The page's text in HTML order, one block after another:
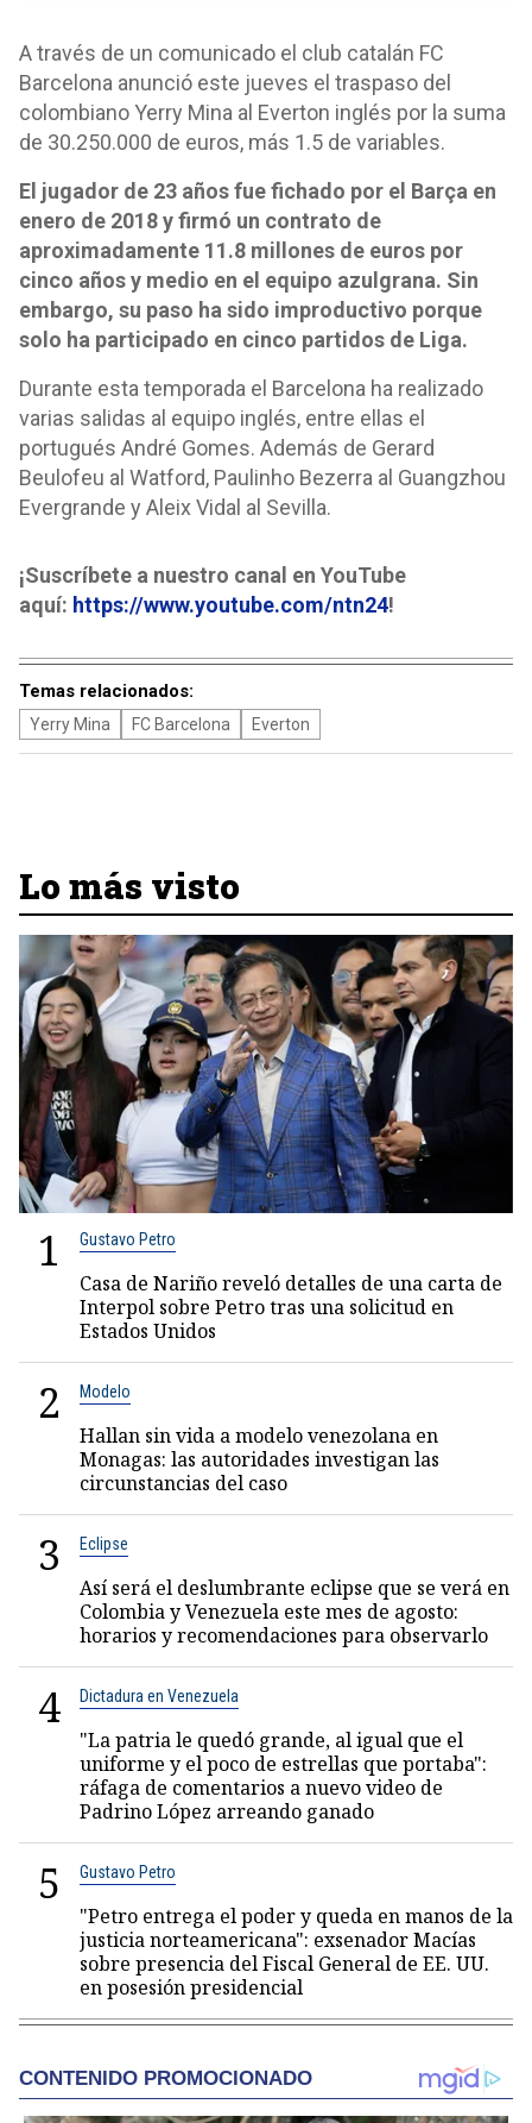
A través de un comunicado el club catalán FC
Barcelona anunció este jueves el traspaso del
colombiano Yerry Mina al Everton inglés por la suma
de 30.250.000 de euros, más 1.5 de variables.
El jugador de 23 años fue fichado por el Barça en
enero de 2018 y firmó un contrato de
aproximadamente 11.8 millones de euros por
cinco años y medio en el equipo azulgrana. Sin
embargo, su paso ha sido improductivo porque
solo ha participado en cinco partidos de Liga.
Durante esta temporada el Barcelona ha realizado
varias salidas al equipo inglés, entre ellas el
portugués André Gomes. Además de Gerard
Beulofeu al Watford, Paulinho Bezerra al Guangzhou
Evergrande y Aleix Vidal al Sevilla.
¡Suscríbete a nuestro canal en YouTube
aquí: https://www.youtube.com/ntn24!
Temas relacionados:
Yerry Mina FC Barcelona Everton
Lo más visto
1 Gustavo Petro
Casa de Nariño reveló detalles de una carta de
Interpol sobre Petro tras una solicitud en
Estados Unidos
2 Modelo
Hallan sin vida a modelo venezolana en
Monagas: las autoridades investigan las
circunstancias del caso
3 Eclipse
Así será el deslumbrante eclipse que se verá en
Colombia y Venezuela este mes de agosto:
horarios y recomendaciones para observarlo
4 Dictadura en Venezuela
"La patria le quedó grande, al igual que el
uniforme y el poco de estrellas que portaba":
ráfaga de comentarios a nuevo video de
Padrino López arreando ganado
5 Gustavo Petro
"Petro entrega el poder y queda en manos de la
justicia norteamericana": exsenador Macías
sobre presencia del Fiscal General de EE. UU.
en posesión presidencial